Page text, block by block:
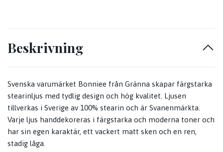
Beskrivning
Svenska varumärket Bonniee från Gränna skapar färgstarka
stearinljus med tydlig design och hög kvalitet. Ljusen
tillverkas i Sverige av 100% stearin och är Svanenmärkta.
Varje ljus handdekoreras i färgstarka och moderna toner och
har sin egen karaktär, ett vackert matt sken och en ren,
stadig låga.